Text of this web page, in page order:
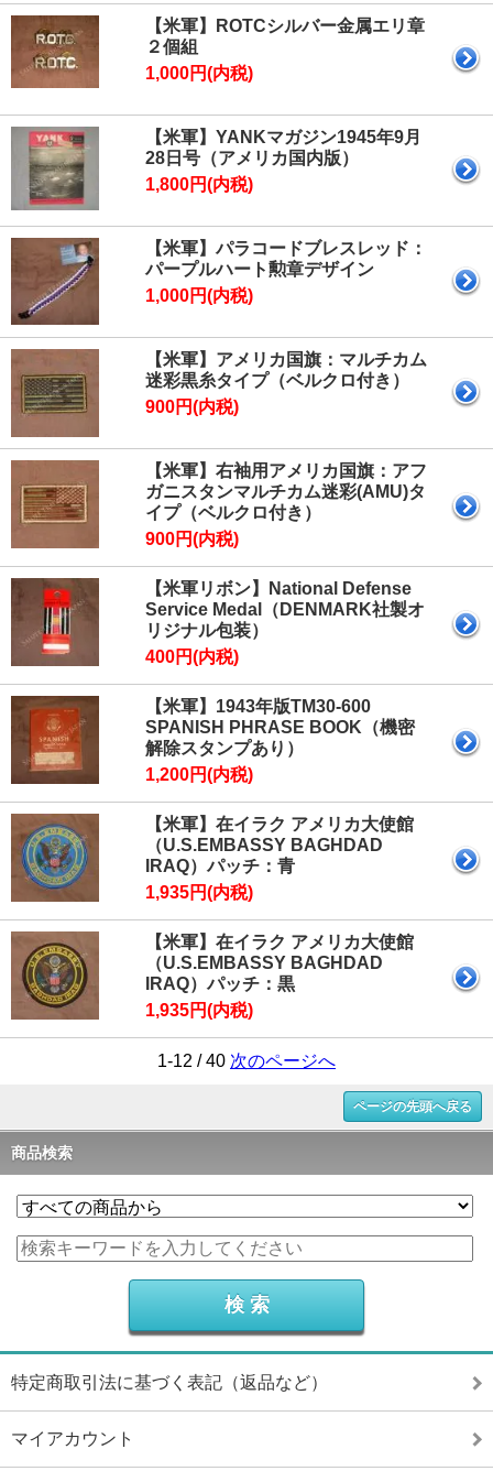
【米軍】ROTCシルバー金属エリ章
２個組
1,000円(内税)
【米軍】YANKマガジン1945年9月
28日号（アメリカ国内版）
1,800円(内税)
【米軍】パラコードブレスレッド：
パープルハート勲章デザイン
1,000円(内税)
【米軍】アメリカ国旗：マルチカム
迷彩黒糸タイプ（ベルクロ付き）
900円(内税)
【米軍】右袖用アメリカ国旗：アフ
ガニスタンマルチカム迷彩(AMU)タ
イプ（ベルクロ付き）
900円(内税)
【米軍リボン】National Defense
Service Medal（DENMARK社製オ
リジナル包装）
400円(内税)
【米軍】1943年版TM30-600
SPANISH PHRASE BOOK（機密
解除スタンプあり）
1,200円(内税)
【米軍】在イラク アメリカ大使館
（U.S.EMBASSY BAGHDAD
IRAQ）パッチ：青
1,935円(内税)
【米軍】在イラク アメリカ大使館
（U.S.EMBASSY BAGHDAD
IRAQ）パッチ：黒
1,935円(内税)
1-12 / 40 次のページへ
ページの先頭へ戻る
商品検索
特定商取引法に基づく表記（返品など）
マイアカウント